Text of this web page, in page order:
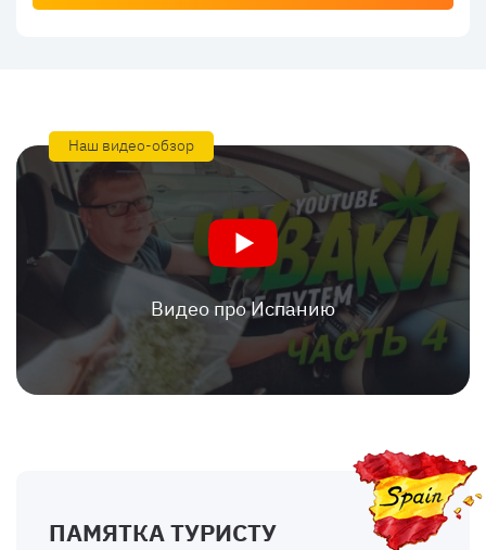
Наш видео-обзор
Видео про Испанию
ПАМЯТКА ТУРИСТУ